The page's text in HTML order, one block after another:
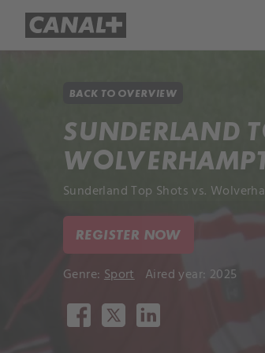
BACK TO OVERVIEW
SUNDERLAND
Sunderland Top Shots vs.
REGISTER NOW
Genre: Sport Aired year: 2025